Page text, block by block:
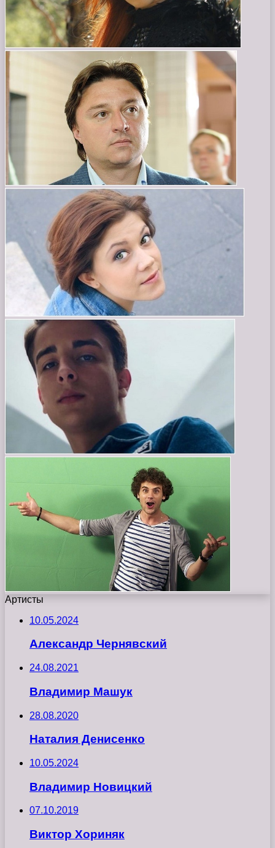
Артисты
10.05.2024
Александр Чернявский
24.08.2021
Владимир Машук
28.08.2020
Наталия Денисенко
10.05.2024
Владимир Новицкий
07.10.2019
Виктор Хориняк